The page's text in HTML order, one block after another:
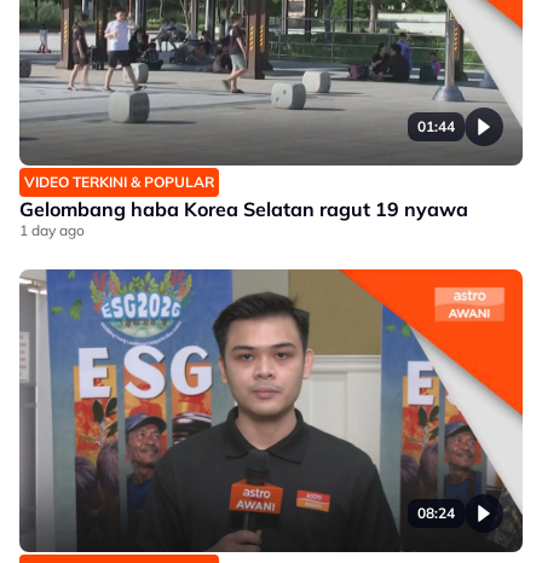
01:44
VIDEO TERKINI & POPULAR
Gelombang haba Korea Selatan ragut 19 nyawa
1 day ago
08:24